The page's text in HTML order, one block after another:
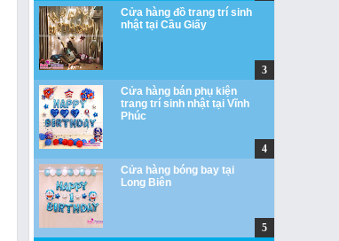
Cửa hàng đồ trang trí sinh
nhật tại Cầu Giấy
Cửa hàng bán phụ kiện
trang trí sinh nhật tại Vĩnh
Phúc
Cửa hàng bóng bay tại
Long Biên